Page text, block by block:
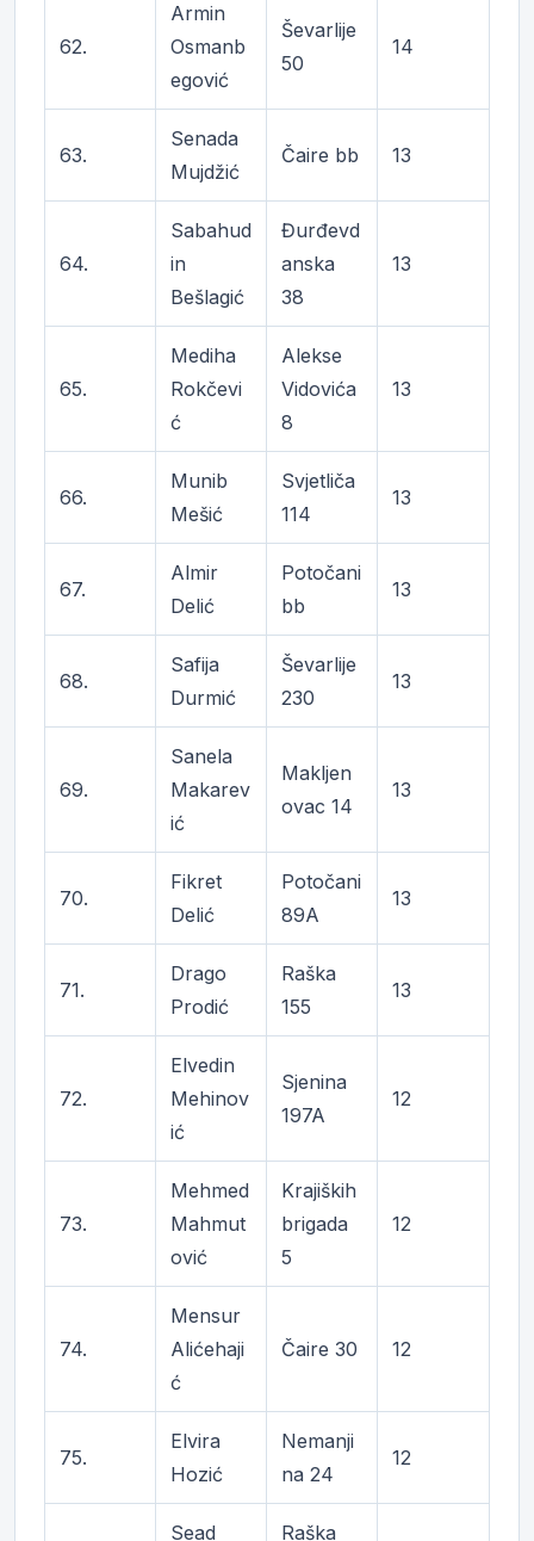
62.
Armin
Osmanb
egović
Ševarlije
50
14
63.
Senada
Mujdžić
Čaire bb 13
64.
Sabahud
in
Bešlagić
Đurđevd
anska
38
13
65.
Mediha
Rokčevi
ć
Alekse
Vidovića
8
13
66.
Munib
Mešić
Svjetliča
114
13
67.
Almir
Delić
Potočani
bb
13
68.
Safija
Durmić
Ševarlije
230
13
69.
Sanela
Makarev
ić
Makljen
ovac 14
13
70.
Fikret
Delić
Potočani
89A
13
71.
Drago
Prodić
Raška
155
13
72.
Elvedin
Mehinov
ić
Sjenina
197A
12
73.
Mehmed
Mahmut
ović
Krajiških
brigada
5
12
74.
Mensur
Alićehaji
ć
Čaire 30 12
75.
Elvira
Hozić
Nemanji
na 24
12
Sead Raška